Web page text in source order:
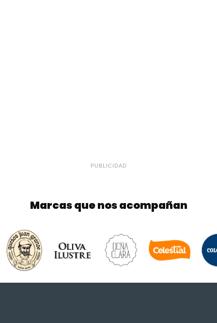
PUBLICIDAD
Marcas que nos acompañan